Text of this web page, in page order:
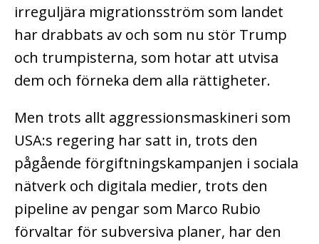
irreguljära migrationsström som landet
har drabbats av och som nu stör Trump
och trumpisterna, som hotar att utvisa
dem och förneka dem alla rättigheter.
Men trots allt aggressionsmaskineri som
USA:s regering har satt in, trots den
pågående förgiftningskampanjen i sociala
nätverk och digitala medier, trots den
pipeline av pengar som Marco Rubio
förvaltar för subversiva planer, har den